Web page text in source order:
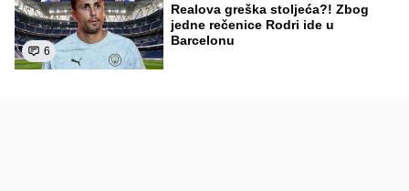
6
Realova greška stoljeća?! Zbog
jedne rečenice Rodri ide u
Barcelonu